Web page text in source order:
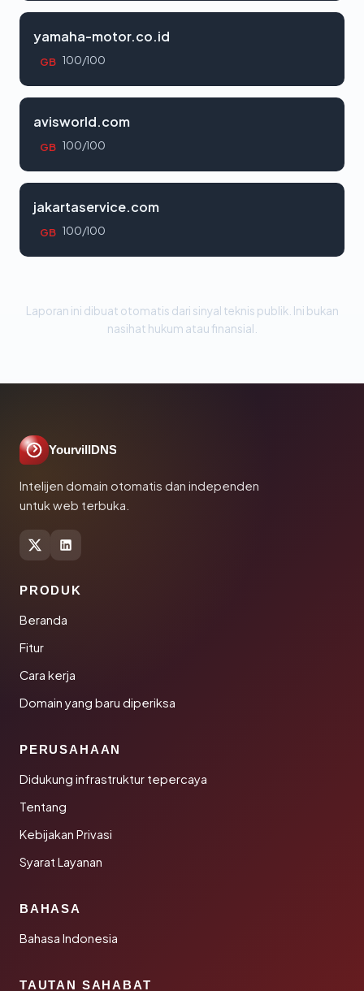
yamaha-motor.co.id
GB 100/100
avisworld.com
GB 100/100
jakartaservice.com
GB 100/100
Laporan ini dibuat otomatis dari sinyal teknis publik. Ini bukan
nasihat hukum atau finansial.
YourvillDNS
Intelijen domain otomatis dan independen
untuk web terbuka.
PRODUK
Beranda
Fitur
Cara kerja
Domain yang baru diperiksa
PERUSAHAAN
Didukung infrastruktur tepercaya
Tentang
Kebijakan Privasi
Syarat Layanan
BAHASA
Bahasa Indonesia
TAUTAN SAHABAT